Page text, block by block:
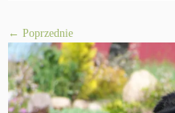
← Poprzednie